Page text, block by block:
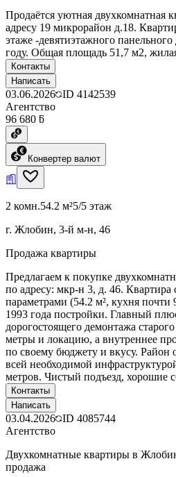
Продаётся уютная двухкомнатная
адресу 19 микрорайон д.18.
этаже -девятиэтажного
году. Общая площадь 51,7 м2,
Контакты
Написать
03.06.2026 ID 4142539
Агентство
96 680 ƃ
Конвертер валют
2 комн.54.2 м²5/5 этаж
г. Жлобин, 3-й м-н, 46
Продажа квартиры
Предлагаем к покупке
по адресу: мкр-н 3, д. 46. Квартира
параметрами (54.2 м², кухня почти
1993 года постройки. Главный
дорогостоящего демонтажа
метры и локацию, а внутреннее
по своему бюджету и вкусу. Район
всей необходимой
метров. Чистый подъезд, хорошие
Контакты
Написать
03.04.2026 ID 4085744
Агентство
Двухкомнатные квартиры в
продажа